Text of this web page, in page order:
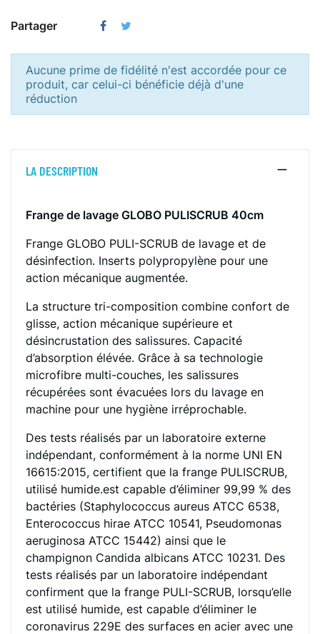
Partager
Aucune prime de fidélité n'est accordée pour ce
produit, car celui-ci bénéficie déjà d'une
réduction
LA DESCRIPTION
Frange de lavage GLOBO PULISCRUB 40cm
Frange GLOBO PULI-SCRUB de lavage et de
désinfection. Inserts polypropylène pour une
action mécanique augmentée.
La structure tri-composition combine confort de
glisse, action mécanique supérieure et
désincrustation des salissures. Capacité
d’absorption élévée. Grâce à sa technologie
microfibre multi-couches, les salissures
récupérées sont évacuées lors du lavage en
machine pour une hygiène irréprochable.
Des tests réalisés par un laboratoire externe
indépendant, conformément à la norme UNI EN
16615:2015, certifient que la frange PULISCRUB,
utilisé humide.est capable d’éliminer 99,99 % des
bactéries (Staphylococcus aureus ATCC 6538,
Enterococcus hirae ATCC 10541, Pseudomonas
aeruginosa ATCC 15442) ainsi que le
champignon Candida albicans ATCC 10231. Des
tests réalisés par un laboratoire indépendant
confirment que la frange PULI-SCRUB, lorsqu’elle
est utilisé humide, est capable d’éliminer le
coronavirus 229E des surfaces en acier avec une